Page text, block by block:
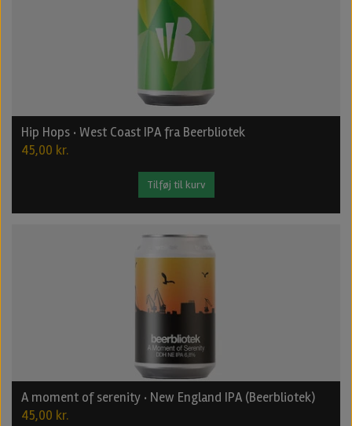
Hip Hops · West Coast IPA fra Beerbliotek
45,00 kr.
Tilføj til kurv
A moment of serenity · New England IPA (Beerbliotek)
45,00 kr.